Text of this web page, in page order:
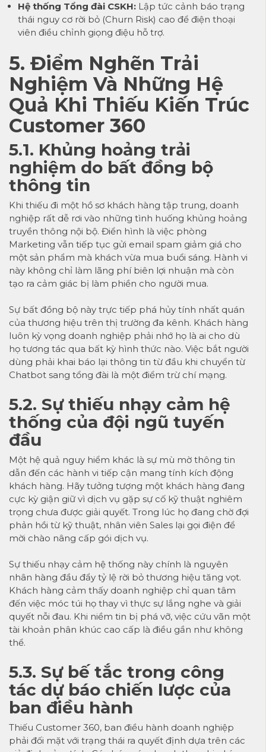
Hệ thống Tổng đài CSKH: Lập tức cảnh báo trạng
thái nguy cơ rời bỏ (Churn Risk) cao để điện thoại
viên điều chỉnh giọng điệu hỗ trợ.
5. Điểm Nghẽn Trải
Nghiệm Và Những Hệ
Quả Khi Thiếu Kiến Trúc
Customer 360
5.1. Khủng hoảng trải
nghiệm do bất đồng bộ
thông tin
Khi thiếu đi một hồ sơ khách hàng tập trung, doanh
nghiệp rất dễ rơi vào những tình huống khủng hoảng
truyền thông nội bộ. Điển hình là việc phòng
Marketing vẫn tiếp tục gửi email spam giảm giá cho
một sản phẩm mà khách vừa mua buổi sáng. Hành vi
này không chỉ làm lãng phí biên lợi nhuận mà còn
tạo ra cảm giác bị làm phiền cho người mua.
Sự bất đồng bộ này trực tiếp phá hủy tính nhất quán
của thương hiệu trên thị trường đa kênh. Khách hàng
luôn kỳ vọng doanh nghiệp phải nhớ họ là ai cho dù
họ tương tác qua bất kỳ hình thức nào. Việc bắt người
dùng phải khai báo lại thông tin từ đầu khi chuyển từ
Chatbot sang tổng đài là một điểm trừ chí mạng.
5.2. Sự thiếu nhạy cảm hệ
thống của đội ngũ tuyến
đầu
Một hệ quả nguy hiểm khác là sự mù mờ thông tin
dẫn đến các hành vi tiếp cận mang tính kích động
khách hàng. Hãy tưởng tượng một khách hàng đang
cực kỳ giận giữ vì dịch vụ gặp sự cố kỹ thuật nghiêm
trọng chưa được giải quyết. Trong lúc họ đang chờ đợi
phản hồi từ kỹ thuật, nhân viên Sales lại gọi điện để
mời chào nâng cấp gói dịch vụ.
Sự thiếu nhạy cảm hệ thống này chính là nguyên
nhân hàng đầu đẩy tỷ lệ rời bỏ thương hiệu tăng vọt.
Khách hàng cảm thấy doanh nghiệp chỉ quan tâm
đến việc móc túi họ thay vì thực sự lắng nghe và giải
quyết nỗi đau. Khi niềm tin bị phá vỡ, việc cứu vãn một
tài khoản phân khúc cao cấp là điều gần như không
thể.
5.3. Sự bế tắc trong công
tác dự báo chiến lược của
ban điều hành
Thiếu Customer 360, ban điều hành doanh nghiệp
phải đối mặt với trạng thái ra quyết định dựa trên các